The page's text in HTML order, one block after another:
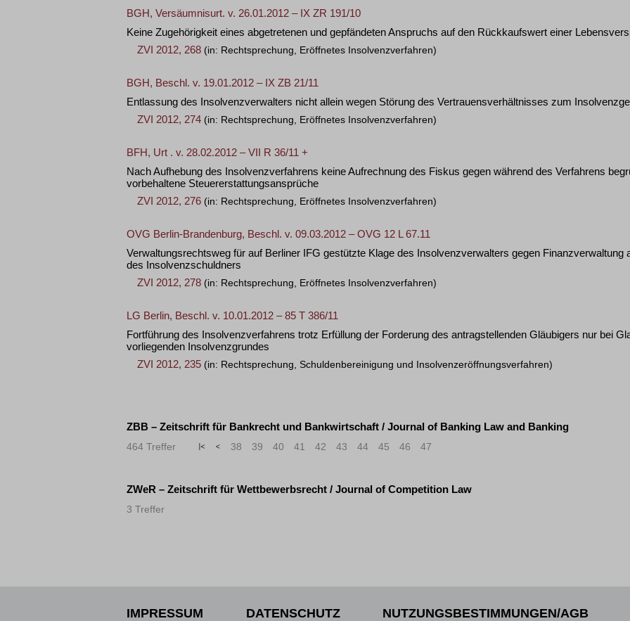
BGH, Versäumnisurt. v. 26.01.2012 – IX ZR 191/10
Keine Zugehörigkeit eines abgetretenen und gepfändeten Anspruchs auf den Rückkaufswert einer
ZVI 2012, 268 (in: Rechtsprechung, Eröffnetes Insolvenzverfahren)
BGH, Beschl. v. 19.01.2012 – IX ZB 21/11
Entlassung des Insolvenzverwalters nicht allein wegen Störung des Vertrauensverhältnisses zum
ZVI 2012, 274 (in: Rechtsprechung, Eröffnetes Insolvenzverfahren)
BFH, Urt . v. 28.02.2012 – VII R 36/11 +
Nach Aufhebung des Insolvenzverfahrens keine Aufrechnung des Fiskus gegen während des Verfahrens
vorbehaltene Steuererstattungsansprüche
ZVI 2012, 276 (in: Rechtsprechung, Eröffnetes Insolvenzverfahren)
OVG Berlin-Brandenburg, Beschl. v. 09.03.2012 – OVG 12 L 67.11
Verwaltungsrechtsweg für auf Berliner IFG gestützte Klage des Insolvenzverwalters gegen Finanzverwaltung
des Insolvenzschuldners
ZVI 2012, 278 (in: Rechtsprechung, Eröffnetes Insolvenzverfahren)
LG Berlin, Beschl. v. 10.01.2012 – 85 T 386/11
Fortführung des Insolvenzverfahrens trotz Erfüllung der Forderung des antragstellenden Gläubigers nur bei
vorliegenden Insolvenzgrundes
ZVI 2012, 235 (in: Rechtsprechung, Schuldenbereinigung und Insolvenzeröffnungsverfahren)
ZBB – Zeitschrift für Bankrecht und Bankwirtschaft / Journal of Banking Law and Banking
464 Treffer « < 38 39 40 41 42 43 44 45 46 47
ZWeR – Zeitschrift für Wettbewerbsrecht / Journal of Competition Law
3 Treffer
IMPRESSUM DATENSCHUTZ NUTZUNGSBESTIMMUNGEN/AGB